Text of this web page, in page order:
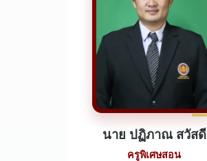
นาย ปฏิภาณ สวัสดี
ครูพิเศษสอน